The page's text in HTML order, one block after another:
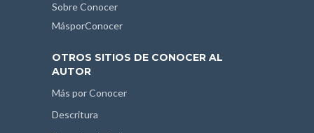
Sobre Conocer
MásporConocer
OTROS SITIOS DE CONOCER AL
AUTOR
Más por Conocer
Descritura